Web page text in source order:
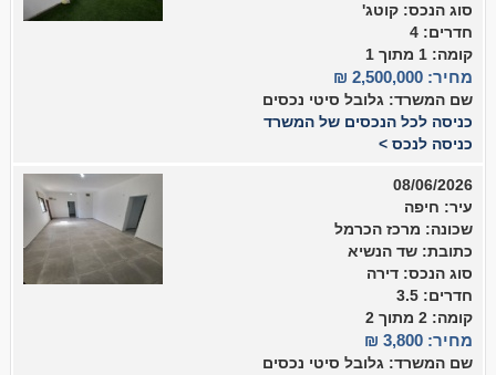
סוג הנכס: קוטג'
חדרים: 4
קומה: 1 מתוך 1
מחיר: 2,500,000 ₪
שם המשרד: גלובל סיטי נכסים
כניסה לכל הנכסים של המשרד
כניסה לנכס >
08/06/2026
עיר: חיפה
שכונה: מרכז הכרמל
כתובת: שד הנשיא
סוג הנכס: דירה
חדרים: 3.5
קומה: 2 מתוך 2
מחיר: 3,800 ₪
שם המשרד: גלובל סיטי נכסים